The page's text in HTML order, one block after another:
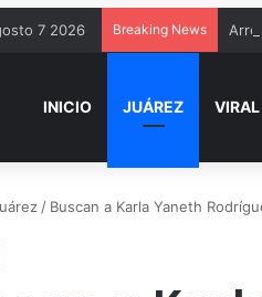
7 2026 Breaking News
INICIO JUÁREZ VIRAL
/ Buscan a Karla Yaneth